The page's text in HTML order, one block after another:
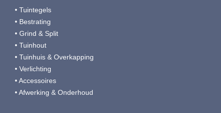
• Tuintegels
• Bestrating
• Grind & Split
• Tuinhout
• Tuinhuis & Overkapping
• Verlichting
• Accessoires
• Afwerking & Onderhoud